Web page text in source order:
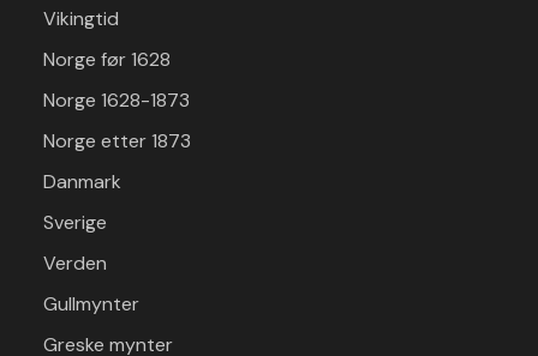
Vikingtid
Norge før 1628
Norge 1628-1873
Norge etter 1873
Danmark
Sverige
Verden
Gullmynter
Greske mynter